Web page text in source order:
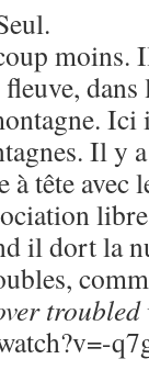
moins.
dans
Ici
Il y
tête avec
il dort la
troubled